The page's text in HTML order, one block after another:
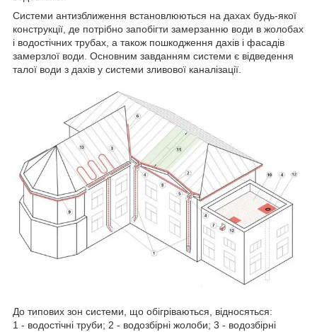
Системи антизближення встановлюються на дахах будь-якої
конструкції, де потрібно запобігти замерзанню води в жолобах
і водостічних трубах, а також пошкодження дахів і фасадів
замерзлої води. Основним завданням системи є відведення
талої води з дахів у системи зливової каналізації.
До типових зон системи, що обігріваються, відносяться:
1 - водостічні труби; 2 - водозбірні жолоби; 3 - водозбірні